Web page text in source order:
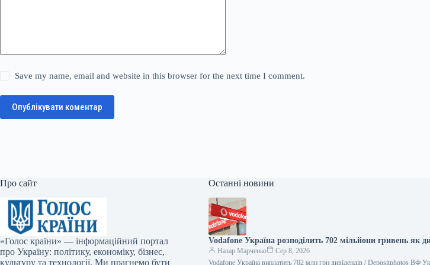
Save my name, email and website in this browser for the next time I comment.
Опублікувати коментар
Про сайт
«Голос країни» — інформаційний портал
про Україну: політику, економіку, бізнес,
культуру та технології. Ми прагнемо бути
Останні новини
Vodafone Україна розподілить 702 мільйони гривень як
Назар Марченко
Сер 8, 2026
Vodafone Україна виплатить 702 млн грн дивідендів / Depositphotos ВФ